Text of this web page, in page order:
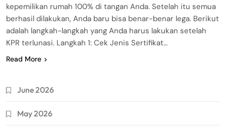
kepemilikan rumah 100% di tangan Anda. Setelah itu semua
berhasil dilakukan, Anda baru bisa benar-benar lega. Berikut
adalah langkah-langkah yang Anda harus lakukan setelah
KPR terlunasi. Langkah 1: Cek Jenis Sertifikat…
Read More
June 2026
May 2026